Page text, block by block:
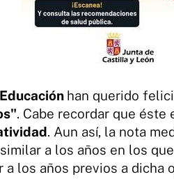
han querido
. Cabe recordar que éste
. Aun así, la nota
a los años en los
a los años previos a dicha